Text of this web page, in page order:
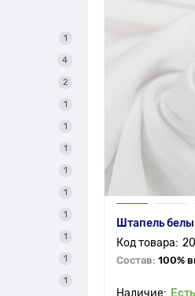
1
4
2
1
1
1
1
1
1
1
1
1
Штапель
Состав: 100%